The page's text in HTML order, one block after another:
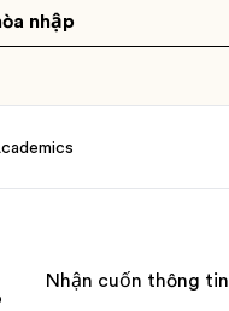
nhập
Nhận cuốn thông tin